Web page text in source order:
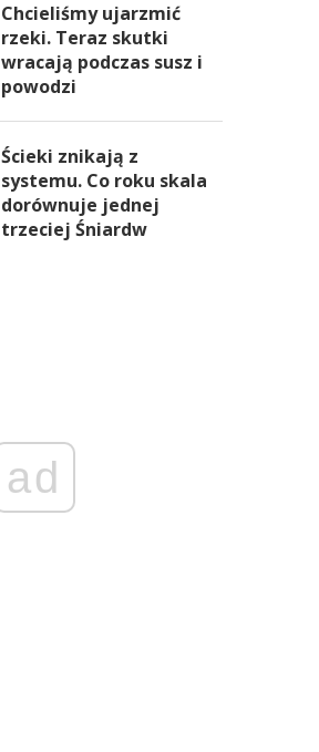
Chcieliśmy ujarzmić
rzeki. Teraz skutki
wracają podczas susz i
powodzi
Ścieki znikają z
systemu. Co roku skala
dorównuje jednej
trzeciej Śniardw
ad